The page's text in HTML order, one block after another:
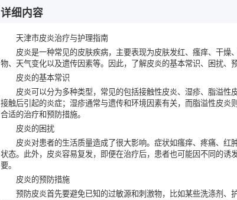
详细内容
天津市皮炎治疗与护理指南
皮炎是一种常见的皮肤疾病，主要表现为皮肤发红、瘙痒、干
物、天气变化以及遗传因素等。因此，了解皮炎的基本常识、困扰、
皮炎的基本常识
皮炎可以分为多种类型，常见的包括接触性皮炎、湿疹、脂溢
接触后引起的炎症；湿疹通常与遗传和环境因素有关，而脂溢性皮炎
合适的治疗和预防措施。
皮炎的困扰
皮炎对患者的生活质量造成了很大影响。症状如瘙痒、疼痛、
状态。此外，皮炎容易复发，即便在治疗后，患者也可能因不同的诱
要。
皮炎的预防措施
预防皮炎首先要避免已知的过敏源和刺激物，比如某些洗涤剂